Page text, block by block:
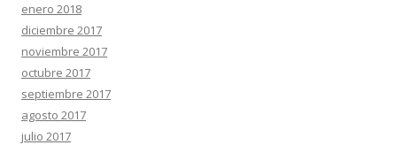
enero 2018
diciembre 2017
noviembre 2017
octubre 2017
septiembre 2017
agosto 2017
julio 2017